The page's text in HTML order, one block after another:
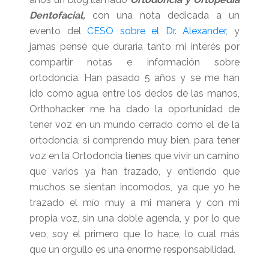
Dentofacial,con una nota dedicada a un
evento delCESO sobre el Dr. Alexander, y
jamas pensé que duraría tanto mi interés por
compartir notas e información sobre
ortodoncia. Han pasado 5 años y se me han
ido como agua entre los dedos de las manos,
Orthohacker me ha dado la oportunidad de
tener voz en un mundo cerrado como el de la
ortodoncia, si comprendo muy bien, para tener
voz en la Ortodoncia tienes que vivir un camino
que varios ya han trazado, y entiendo que
muchos se sientan incomodos, ya que yo he
trazado el mío muy a mi manera y con mi
propia voz, sin una doble agenda, y por lo que
veo, soy el primero que lo hace, lo cual más
que un orgullo es una enorme responsabilidad.